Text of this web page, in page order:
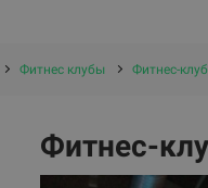
Фитнес клубы Фитнес-
Фитнес-